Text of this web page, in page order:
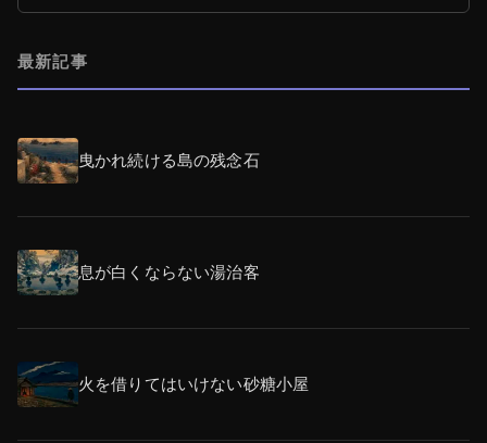
最新記事
曳かれ続ける島の残念石
息が白くならない湯治客
火を借りてはいけない砂糖小屋